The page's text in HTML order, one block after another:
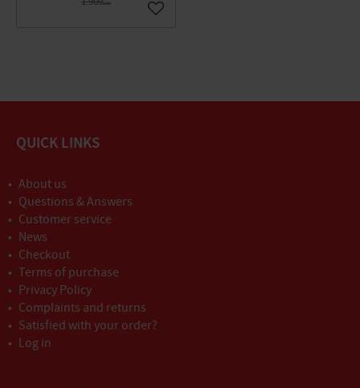
DKK
Gem som favorit
QUICK LINKS
About us
Questions & Answers
Customer service
News
Checkout
Terms of purchase
Privacy Policy
Complaints and returns
Satisfied with your order?
Log in